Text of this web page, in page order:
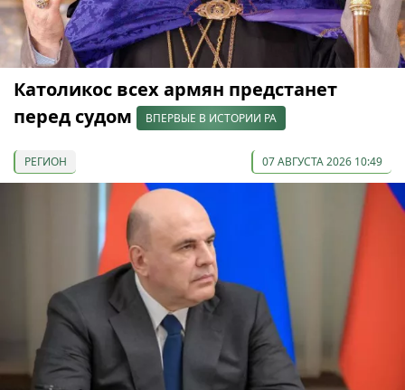
Католикос всех армян предстанет
перед судом
ВПЕРВЫЕ В ИСТОРИИ РА
РЕГИОН 07 АВГУСТА 2026 10:49